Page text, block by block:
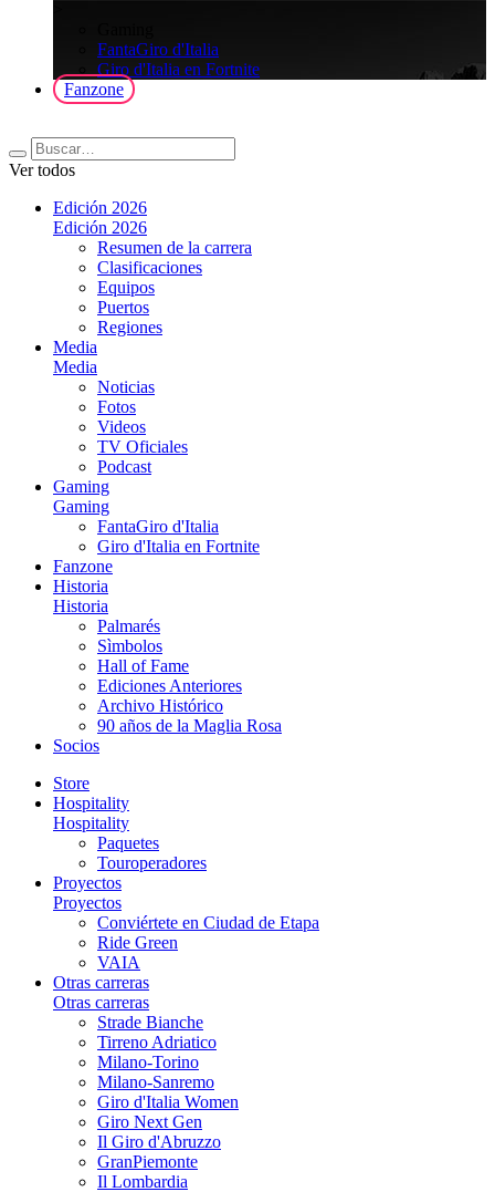
FantaGiro d'Italia
Giro d'Italia en Fortnite
Fanzone
Ver todos
Edición 2026
Edición 2026
Resumen de la carrera
Clasificaciones
Equipos
Puertos
Regiones
Media
Media
Noticias
Fotos
Videos
TV Oficiales
Podcast
Gaming
Gaming
FantaGiro d'Italia
Giro d'Italia en Fortnite
Fanzone
Historia
Historia
Palmarés
Sìmbolos
Hall of Fame
Ediciones Anteriores
Archivo Histórico
90 años de la Maglia Rosa
Socios
Store
Hospitality
Hospitality
Paquetes
Touroperadores
Proyectos
Proyectos
Conviértete en Ciudad de Etapa
Ride Green
VAIA
Otras carreras
Otras carreras
Strade Bianche
Tirreno Adriatico
Milano-Torino
Milano-Sanremo
Giro d'Italia Women
Giro Next Gen
Il Giro d'Abruzzo
GranPiemonte
Il Lombardia